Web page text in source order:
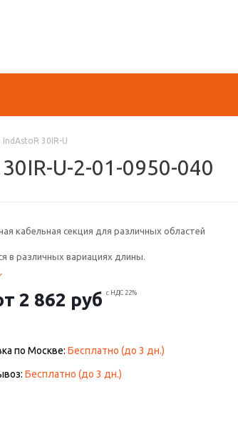
30IR-U
U-2-01-0950-040
кабельная секция для различных областей
в различных вариациях длины.
2 862 руб с НДС 22%
по Москве:Бесплатно (до3 дн.)
Бесплатно (до3 дн.)